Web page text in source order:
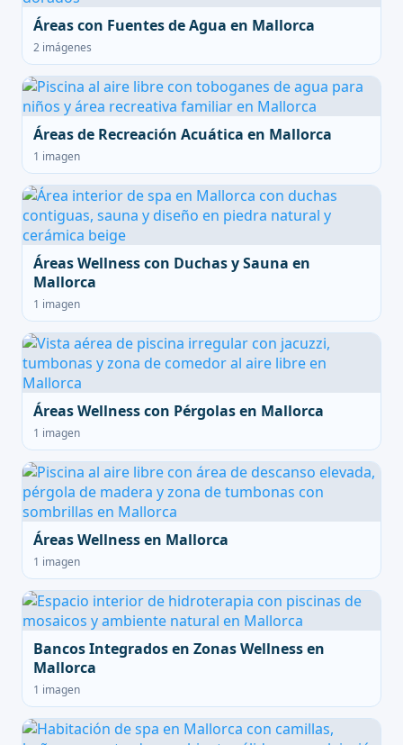
Áreas con Fuentes de Agua en Mallorca
2 imágenes
Áreas de Recreación Acuática en Mallorca
1 imagen
Áreas Wellness con Duchas y Sauna en
Mallorca
1 imagen
Áreas Wellness con Pérgolas en Mallorca
1 imagen
Áreas Wellness en Mallorca
1 imagen
Bancos Integrados en Zonas Wellness en
Mallorca
1 imagen